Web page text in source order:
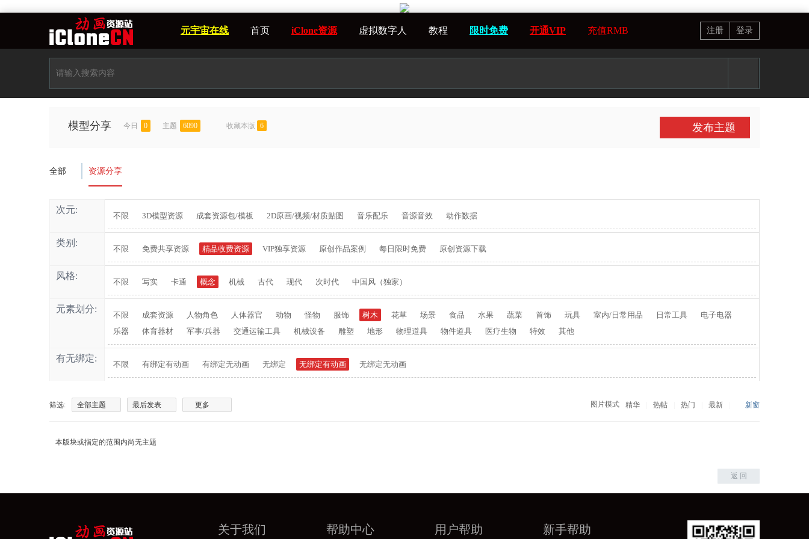
元宇宙在线 首页 iClone资源 虚拟数字人 教程 限时免费 开通VIP 充值RMB 注册 登录
模型分享 今日 0 主题 6090 收藏本版 6 发布主题
全部 资源分享
次元:
不限 3D模型资源 成套资源包/模板 2D原画/视频/材质贴图 音乐配乐 音源音效 动作数据
类别:
不限 免费共享资源 精品收费资源 VIP独享资源 原创作品案例 每日限时免费 原创资源下载
风格:
不限 写实 卡通 概念 机械 古代 现代 次时代 中国风（独家）
元素划分:
不限 成套资源 人物角色 人体器官 动物 怪物 服饰 树木 花草 场景 食品 水果 蔬菜 首饰 玩具 室内/日常用品 日常工具
电子电器
乐器
体育器材 军事/兵器 交通运输工具 机械设备 雕塑 地形 物理道具 物件道具 医疗生物 特效 其他
有无绑定:
不限 有绑定有动画 有绑定无动画 无绑定 无绑定有动画 无绑定无动画
筛选: 全部主题 最后发表 更多 新窗
最新
热门
热帖
精华
图片模式
本版块或指定的范围内尚无主题
返 回
关于我们 帮助中心 用户帮助 新手帮助